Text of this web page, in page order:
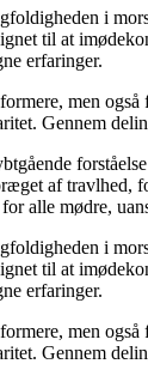
i
til at
erfaringer.
men
Gennem
af travlhed,
alle mødre,
i
til at
erfaringer.
men
Gennem